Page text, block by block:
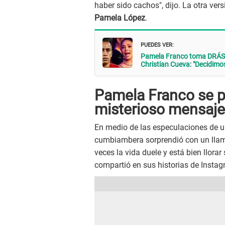
haber sido cachos", dijo. La otra
Pamela López.
PUEDES VER:
Pamela Franco toma
Christian Cueva:
Pamela Franco se
misterioso mensaje
En medio de las especulaciones de
cumbiambera sorprendió con un
veces la vida duele y está bien
compartió en sus historias de